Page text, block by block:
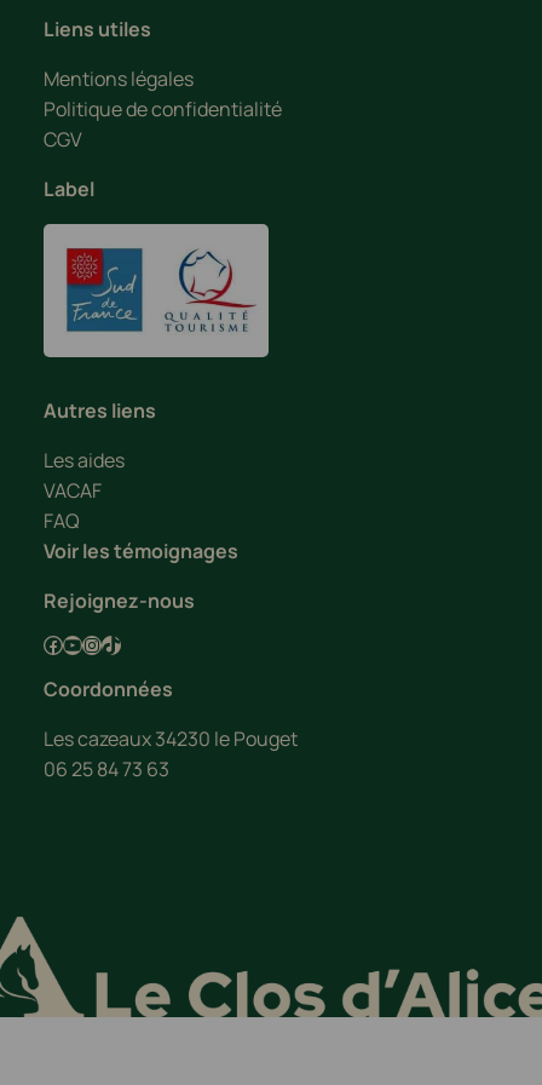
Liens utiles
Mentions légales
Politique de confidentialité
CGV
Label
Autres liens
Les aides
VACAF
FAQ
Voir les témoignages
Rejoignez-nous
Facebook YouTube InstagramTikTok
Coordonnées
Les cazeaux 34230 le Pouget
06 25 84 73 63